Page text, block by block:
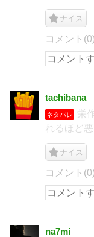
ナイス
コメント(0)
tachibana
ネタバレ
栄
れるほど
ナイス
コメント(0)
na7mi